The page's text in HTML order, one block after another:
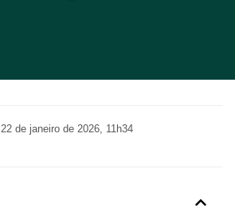
22 de janeiro de 2026, 11h34